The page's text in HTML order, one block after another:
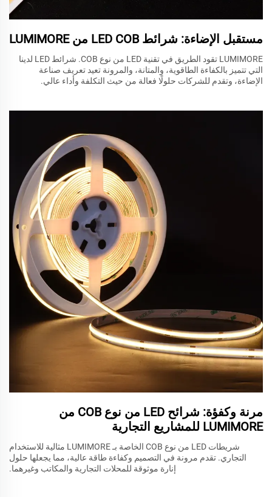
مستقبل الإضاءة: شرائط LED COB من LUMIMORE
LUMIMORE تقود الطريق في تقنية LED من نوع COB. شرائط LED لدينا
التي تتميز بالكفاءة الطاقوية، والمتانة، والمرونة تعيد تعريف صناعة
الإضاءة، وتقدم للشركات حلولًا فعالة من حيث التكلفة وأداء عالي.
مرنة وكفؤة: شرائح LED من نوع COB من
LUMIMORE للمشاريع التجارية
شريطات LED من نوع COB الخاصة بـ LUMIMORE مثالية للاستخدام
التجاري. تقدم مرونة في التصميم وكفاءة طاقة عالية، مما يجعلها حلول
إنارة موثوقة للمحلات التجارية والمكاتب وغيرهما.